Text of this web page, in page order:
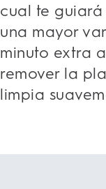
cual te guiará
una mayor
minuto extra
remover la
limpia